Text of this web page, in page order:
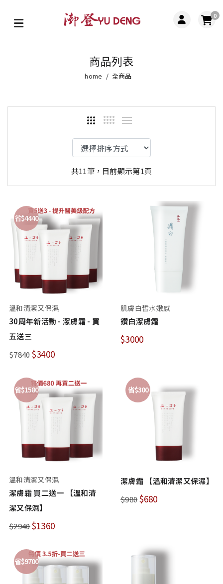
0
商品列表
home 全商品
共11筆，目前顯示第1頁
省$4440
溫和清潔又保濕
30周年新活動 - 潔膚霜 - 買
五送三
$7840$3400
肌膚白皙水嫩感
鑽白潔膚霜
$3000
省$1580
溫和清潔又保濕
潔膚霜 買二送一 【溫和清
潔又保濕】
$2940$1360
省$300
潔膚霜 【溫和清潔又保濕】
$980$680
省$9700